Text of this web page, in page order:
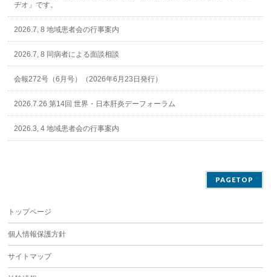
ヂオ」です。
2026.7, 8 地域患者会の行事案内
2026.7, 8 同病者による面談相談
会報272号（6月号）（2026年6月23日発行）
2026.7.26 第14回 世界・日本肝炎デーフォーラム
2026.3, 4 地域患者会の行事案内
PAGETOP
トップページ
個人情報保護方針
サイトマップ